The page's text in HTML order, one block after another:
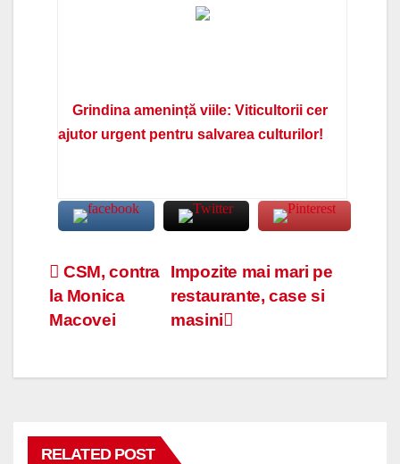
Grindina amenință viile: Viticultorii cer
ajutor urgent pentru salvarea culturilor!
Navigare
în
Impozite mai mari pe
restaurante, case si
masini
CSM, contra
la Monica
Macovei
RELATED POST